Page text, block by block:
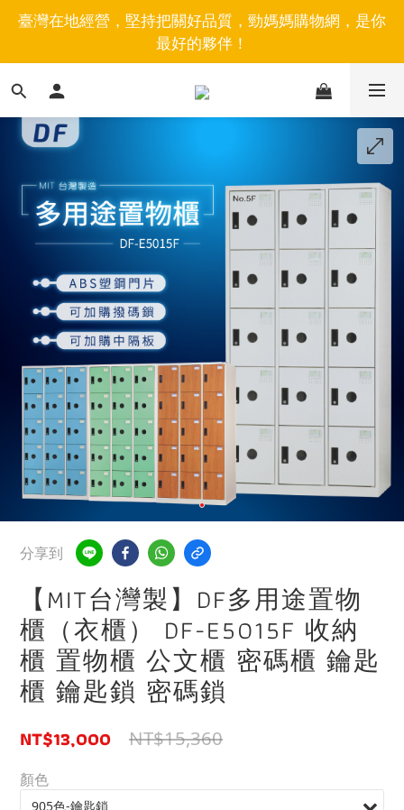
臺灣在地經營，堅持把關好品質，勁媽媽購物網，是你
最好的夥伴！
分享到
【MIT台灣製】DF多用途置物
櫃（衣櫃） DF-E5015F 收納
櫃 置物櫃 公文櫃 密碼櫃 鑰匙
櫃 鑰匙鎖 密碼鎖
NT$13,000 NT$15,360
顏色